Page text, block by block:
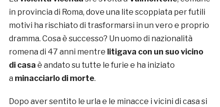
in provincia di Roma, dove una lite scoppiata per futili
motivi ha rischiato di trasformarsi in un vero e proprio
dramma. Cosa è successo? Un uomo di nazionalità
romena di 47 anni mentre litigava con un suo vicino
di casa è andato su tutte le furie e ha iniziato
a minacciarlo di morte.
Dopo aver sentito le urla e le minacce i vicini di casa si